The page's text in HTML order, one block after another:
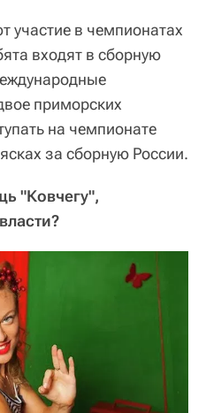
участие в чемпионатах
входят в сборную
приморских
на чемпионате
за сборную России.
"Ковчегу",